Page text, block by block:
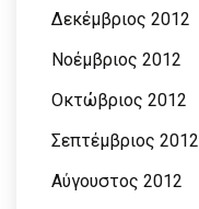
Δεκέμβριος 2012
Νοέμβριος 2012
Οκτώβριος 2012
Σεπτέμβριος 2012
Αύγουστος 2012